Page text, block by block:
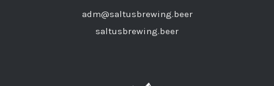
adm@saltusbrewing.beer
saltusbrewing.beer